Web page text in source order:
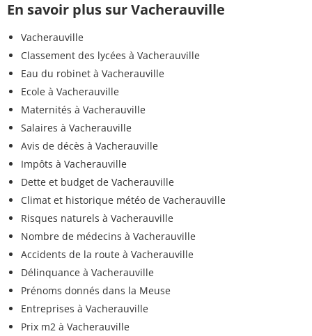
En savoir plus sur Vacherauville
Vacherauville
Classement des lycées à Vacherauville
Eau du robinet à Vacherauville
Ecole à Vacherauville
Maternités à Vacherauville
Salaires à Vacherauville
Avis de décès à Vacherauville
Impôts à Vacherauville
Dette et budget de Vacherauville
Climat et historique météo de Vacherauville
Risques naturels à Vacherauville
Nombre de médecins à Vacherauville
Accidents de la route à Vacherauville
Délinquance à Vacherauville
Prénoms donnés dans la Meuse
Entreprises à Vacherauville
Prix m2 à Vacherauville